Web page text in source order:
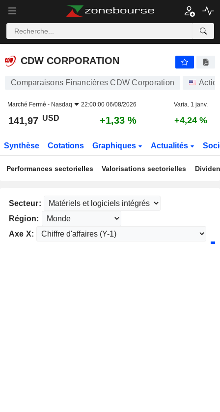
CDW CORPORATION
CDW CORPORATION
Comparaisons Financières CDW Corporation
Marché Fermé - Nasdaq 22:00:00 06/08/2026 Varia. 1 janv.
141,97 USD +1,33 % +4,24 %
Synthèse Cotations Graphiques Actualités
Performances sectorielles Valorisations sectorielles
Secteur:
Région:
Axe X: